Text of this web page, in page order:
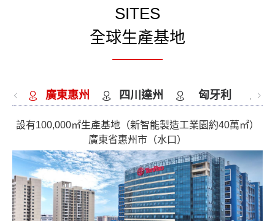
SITES
全球生產基地
廣東惠州 四川達州 匈牙利
設有100,000㎡生產基地（新智能製造工業園約40萬㎡）
廣東省惠州市（水口）